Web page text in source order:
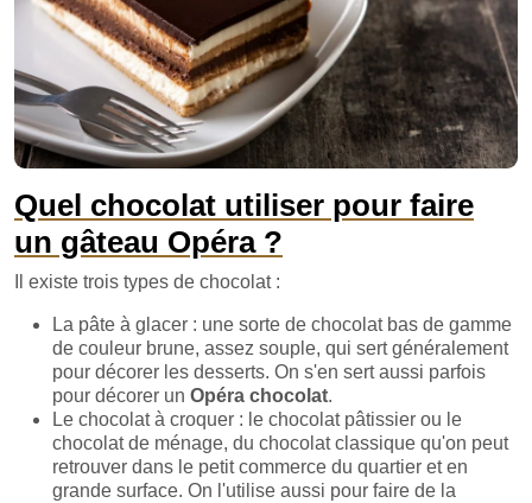
Quel chocolat utiliser pour faire
un gâteau Opéra ?
Il existe trois types de chocolat :
La pâte à glacer : une sorte de chocolat bas de gamme
de couleur brune, assez souple, qui sert généralement
pour décorer les desserts. On s'en sert aussi parfois
pour décorer un Opéra chocolat.
Le chocolat à croquer : le chocolat pâtissier ou le
chocolat de ménage, du chocolat classique qu'on peut
retrouver dans le petit commerce du quartier et en
grande surface. On l'utilise aussi pour faire de la